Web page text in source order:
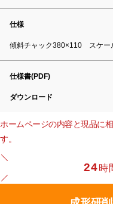
仕様
傾斜チャック380×110 スケ
仕様書(PDF)
ダウンロード
ホームページの内容と現品に
す。
24時